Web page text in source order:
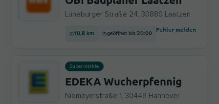
Lüneburger Straße 24, 30880 Laatzen
10,8 km geöffnet bis 20:00
Fehler melden
Supermärkte
EDEKA Wucherpfennig
Niemeyerstraße 1, 30449 Hannover